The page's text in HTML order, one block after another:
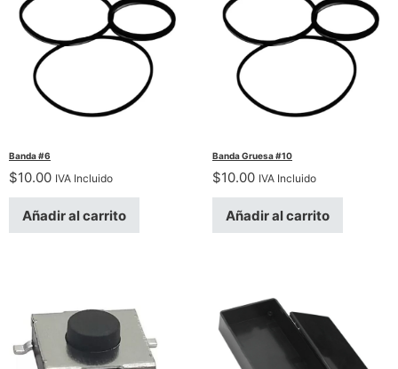
Banda #6
$10.00 IVA Incluido
Añadir al carrito
Banda Gruesa #10
$10.00 IVA Incluido
Añadir al carrito